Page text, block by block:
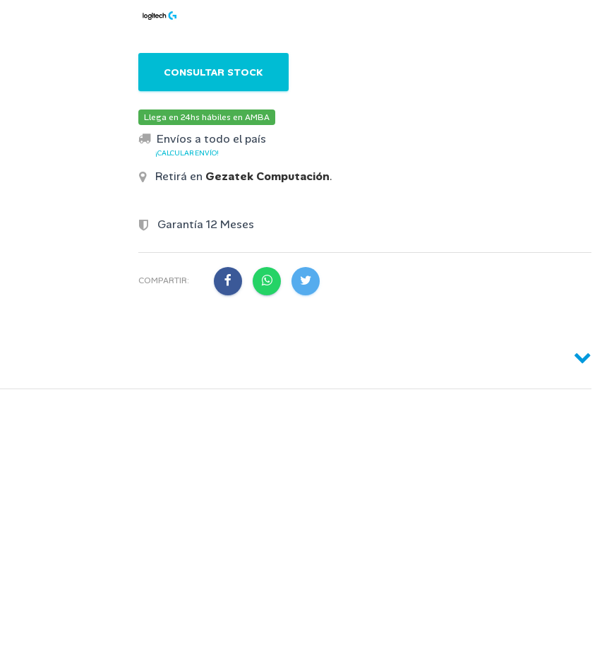
CONSULTAR STOCK
Llega en 24hs hábiles en AMBA
Envíos a todo el país
¡CALCULAR ENVÍO!
Retirá en Gezatek Computación.
Garantía 12 Meses
COMPARTIR: